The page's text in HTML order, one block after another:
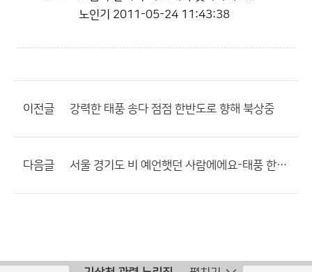
노인기 2011-05-24 11:43:38
이전글 강력한 태풍 송다 점점 한반도로 향해 북상중
다음글 서울 경기도 비 예언햇던 사람에에요-태풍 한반도로 북상